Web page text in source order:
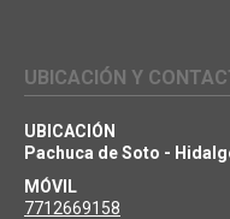
UBICACIÓN Y
UBICACIÓN
Pachuca de Soto -
MÓVIL
7712669158